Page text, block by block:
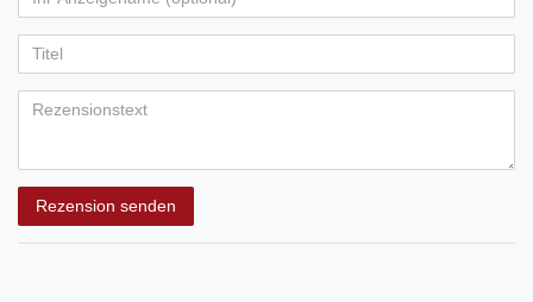
Rezension senden